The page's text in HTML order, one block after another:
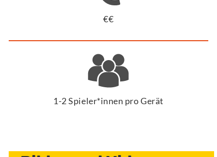
€€
1-2 Spieler*innen pro Gerät